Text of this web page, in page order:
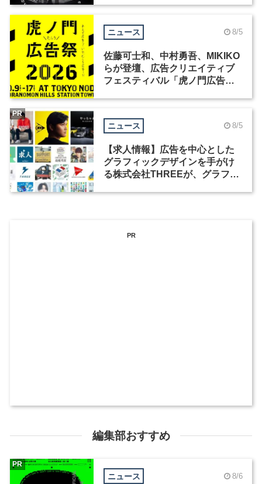
ニュース 8/5
佐藤可士和、中村勇吾、MIKIKO
らが登壇、広告クリエイティブ
フェスティバル「虎ノ門広告
ニュース 8/5
【求人情報】広告を中心とした
グラフィックデザインを手がけ
る株式会社THREEが、グラフィ
PR
PR
編集部おすすめ
ニュース 8/6
PR